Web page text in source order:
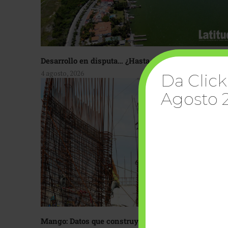
Desarrollo en disputa… ¿Hasta dónde crecer?
4 agosto, 2026
Mango: Datos que construyen confianza
Da
Agosto